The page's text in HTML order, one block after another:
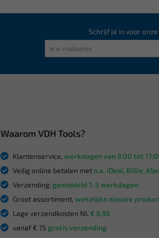
Schrijf je in voor onze
Waarom VDH Tools?
Klantenservice, werkdagen van 9:00 tot
Veilig online betalen meto.a. iDeal, Billie,
Verzending: gemiddeld 1-3 werkdagen
Groot assortiment, wekelijks nieuwe
Lage verzendkosten NL € 6,95
vanaf € 75 gratis verzending